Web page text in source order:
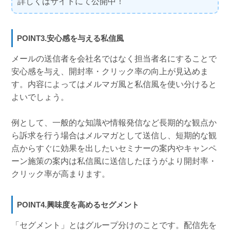
POINT3.安心感を与える私信風
メールの送信者を会社名ではなく担当者名にすることで
安心感を与え、開封率・クリック率の向上が見込めま
す。内容によってはメルマガ風と私信風を使い分けると
よいでしょう。
例として、一般的な知識や情報発信など長期的な観点か
ら訴求を行う場合はメルマガとして送信し、短期的な観
点からすぐに効果を出したいセミナーの案内やキャンペ
ーン施策の案内は私信風に送信したほうがより開封率・
クリック率が高まります。
POINT4.興味度を高めるセグメント
「セグメント」とはグループ分けのことです。配信先を